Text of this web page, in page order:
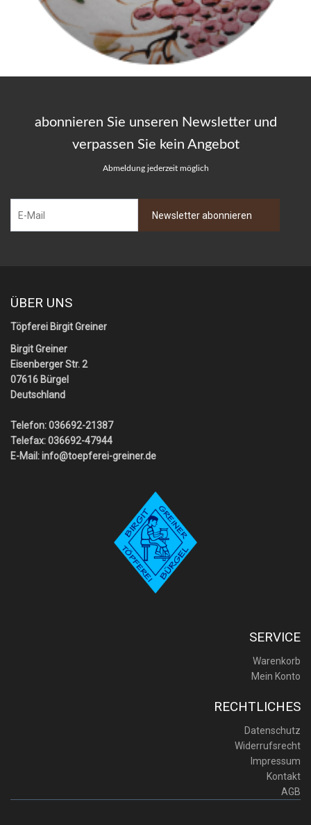
abonnieren Sie unseren Newsletter und
verpassen Sie kein Angebot
Abmeldung jederzeit möglich
ÜBER UNS
Töpferei Birgit Greiner
Birgit Greiner
Eisenberger Str. 2
07616 Bürgel
Deutschland
Telefon: 036692-21387
Telefax: 036692-47944
E-Mail:info@toepferei-greiner.de
SERVICE
Warenkorb
Mein Konto
RECHTLICHES
Datenschutz
Widerrufsrecht
Impressum
Kontakt
AGB